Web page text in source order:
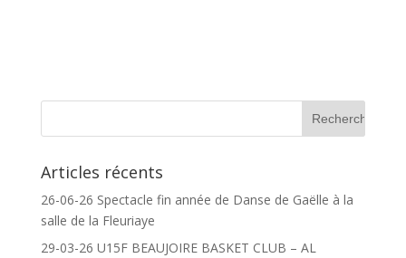
Articles récents
26-06-26 Spectacle fin année de Danse de Gaëlle à la
salle de la Fleuriaye
29-03-26 U15F BEAUJOIRE BASKET CLUB – AL